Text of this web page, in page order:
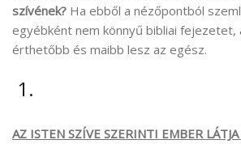
szívének? Ha ebből a nézőpontból
egyébként nem könnyű bibliai fejezetet,
érthetőbb és maibb lesz az egész.
1.
AZ ISTEN SZÍVE SZERINTI EMBER